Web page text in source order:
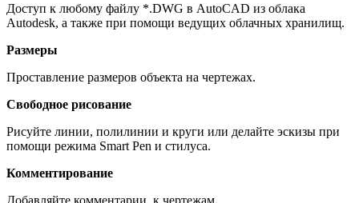
Доступ к любому файлу *.DWG в AutoCAD из облака
Autodesk, а также при помощи ведущих облачных хранилищ.
Размеры
Проставление размеров объекта на чертежах.
Свободное рисование
Рисуйте линии, полилинии и круги или делайте эскизы при
помощи режима Smart Pen и стилуса.
Комментирование
Добавляйте комментарии к чертежам.